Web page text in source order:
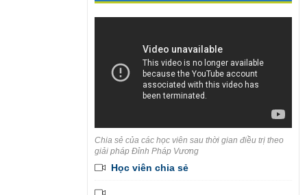
Chia sẻ của các học viên sau thời gian điều trị theo
giải pháp Đỉnh Pháp Vương
Học viên chia sẻ